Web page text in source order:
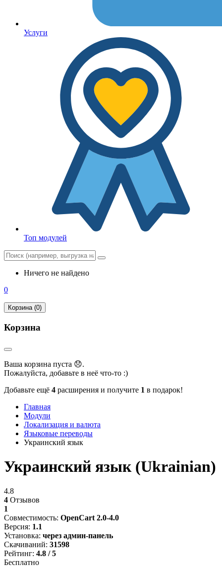
Услуги
Топ модулей
Ничего не найдено
0
Корзина (0)
Корзина
Ваша корзина пуста 😞.
Пожалуйста, добавьте в неё что-то :)
Добавьте ещё 4 расширения и получите 1 в подарок!
Главная
Модули
Локализация и валюта
Языковые переводы
Украинский язык
Украинский язык (Ukrainian)
4.8
4 Отзывов
1
Совместимость: OpenCart 2.0-4.0
Версия: 1.1
Установка: через админ-панель
Скачиваний: 31598
Рейтинг: 4.8 / 5
Бесплатно